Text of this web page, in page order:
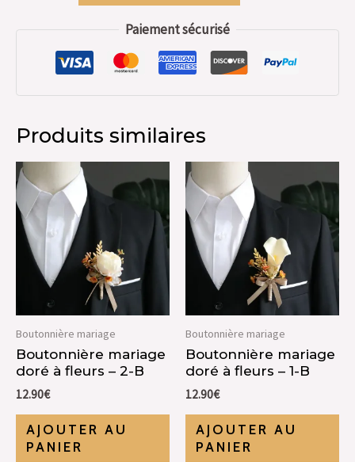
Paiement sécurisé
Produits similaires
Boutonnière mariage
Boutonnière mariage
doré à fleurs – 2-B
12.90€
AJOUTER AU
PANIER
Boutonnière mariage
Boutonnière mariage
doré à fleurs – 1-B
12.90€
AJOUTER AU
PANIER